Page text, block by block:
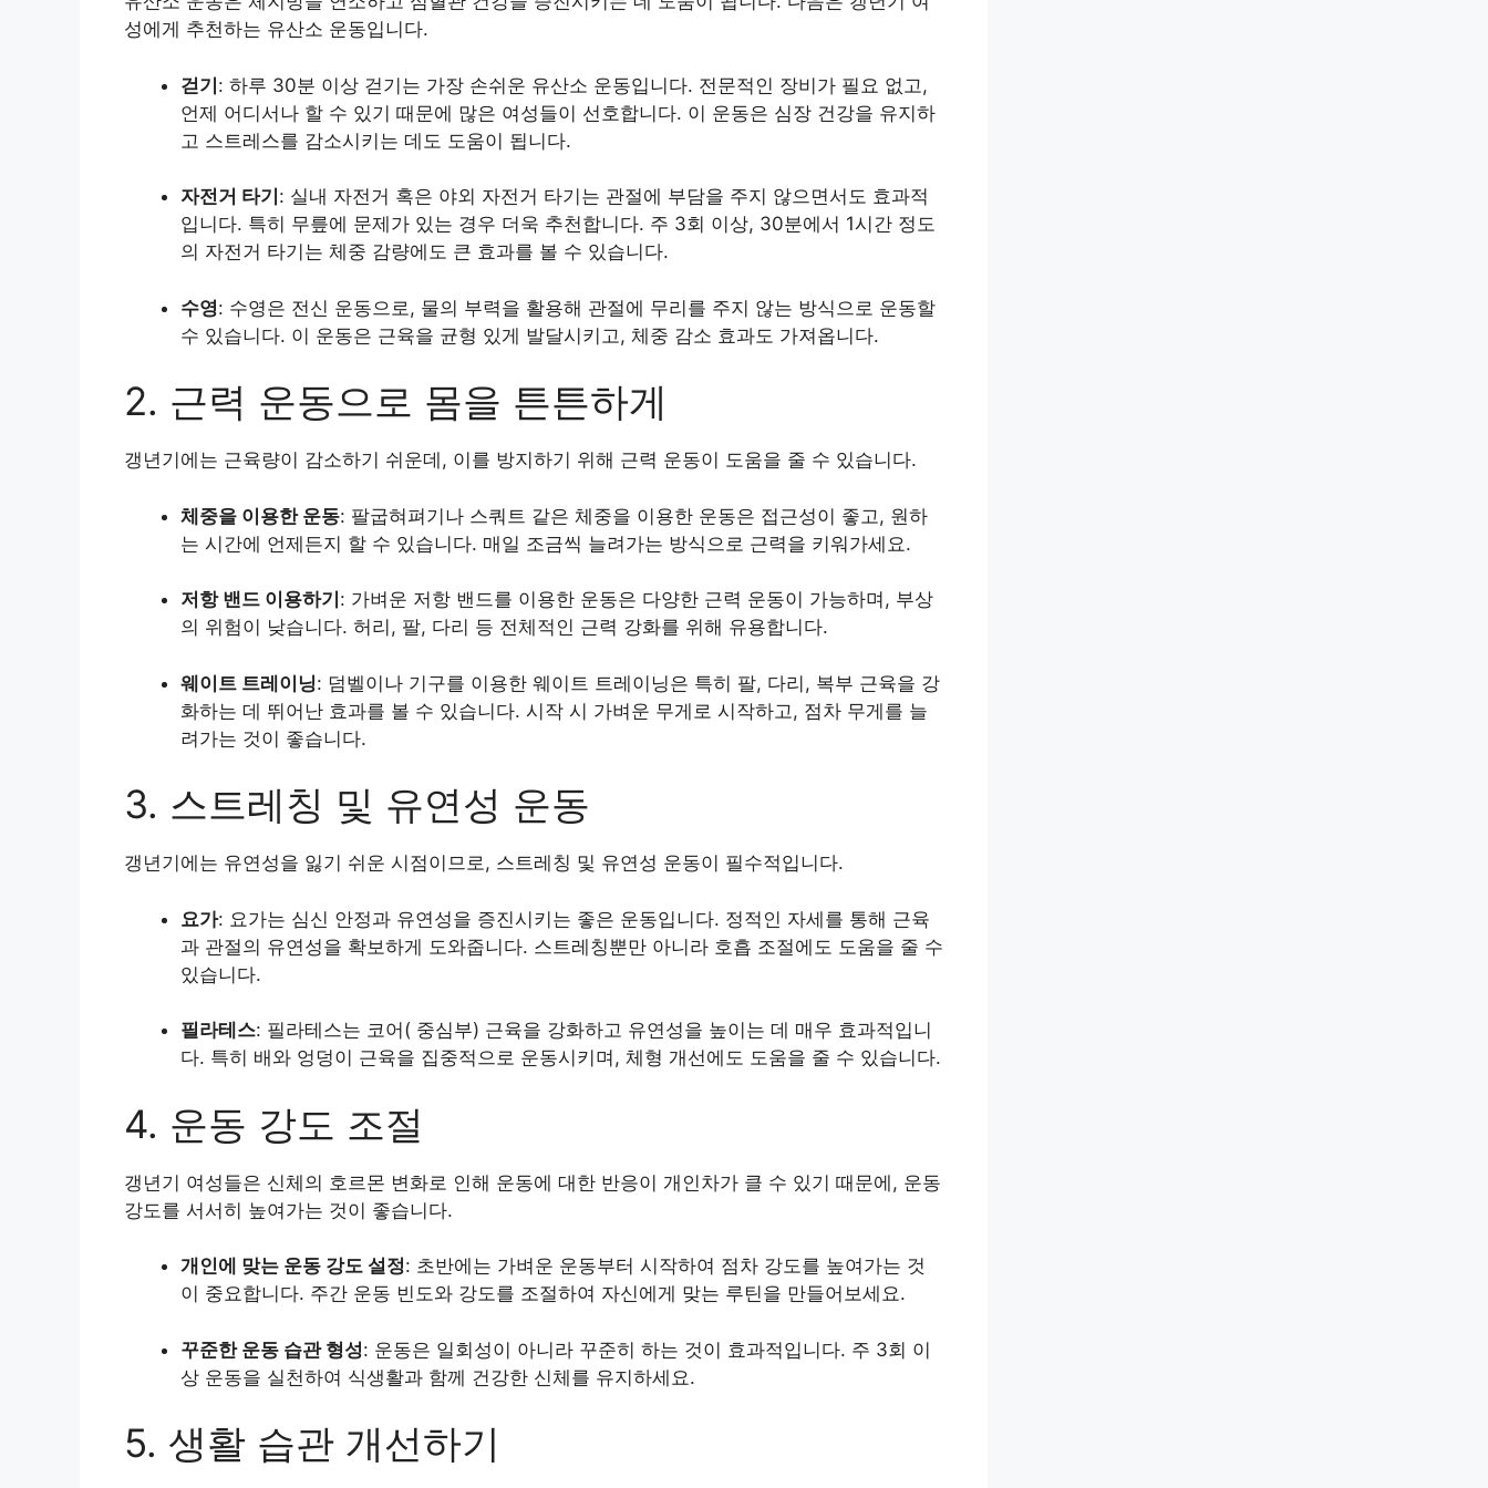
성에게 추천하는 유산소 운동입니다.
걷기: 하루 30분 이상 걷기는 가장 손쉬운 유산소 운동입니다. 전문적인 장비가 필요 없고,
언제 어디서나 할 수 있기 때문에 많은 여성들이 선호합니다. 이 운동은 심장 건강을 유지하
고 스트레스를 감소시키는 데도 도움이 됩니다.
자전거 타기 : 실내 자전거 혹은 야외 자전거 타기는 관절에 부담을 주지 않으면서도 효과적
입니다. 특히 무릎에 문제가 있는 경우 더욱 추천합니다. 주 3회 이상, 30분에서 1시간 정도
의 자전거 타기는 체중 감량에도 큰 효과를 볼 수 있습니다.
수영: 수영은 전신 운동으로, 물의 부력을 활용해 관절에 무리를 주지 않는 방식으로 운동할
수 있습니다. 이 운동은 근육을 균형 있게 발달시키고, 체중 감소 효과도 가져옵니다.
2. 근력 운동으로 몸을 튼튼하게
갱년기에는 근육량이 감소하기 쉬운데, 이를 방지하기 위해 근력 운동이 도움을 줄 수 있습니다.
체중을 이용한 운동: 팔굽혀펴기나 스쿼트 같은 체중을 이용한 운동은 접근성이 좋고, 원하
는 시간에 언제든지 할 수 있습니다. 매일 조금씩 늘려가는 방식으로 근력을 키워가세요.
저항 밴드 이용하기 : 가벼운 저항 밴드를 이용한 운동은 다양한 근력 운동이 가능하며, 부상
의 위험이 낮습니다. 허리, 팔, 다리 등 전체적인 근력 강화를 위해 유용합니다.
웨이트 트레이닝: 덤벨이나 기구를 이용한 웨이트 트레이닝은 특히 팔, 다리, 복부 근육을 강
화하는 데 뛰어난 효과를 볼 수 있습니다. 시작 시 가벼운 무게로 시작하고, 점차 무게를 늘
려가는 것이 좋습니다.
3. 스트레칭 및 유연성 운동
갱년기에는 유연성을 잃기 쉬운 시점이므로, 스트레칭 및 유연성 운동이 필수적입니다.
요가: 요가는 심신 안정과 유연성을 증진시키는 좋은 운동입니다. 정적인 자세를 통해 근육
과 관절의 유연성을 확보하게 도와줍니다. 스트레칭뿐만 아니라 호흡 조절에도 도움을 줄 수
있습니다.
필라테스: 필라테스는 코어( 중심부) 근육을 강화하고 유연성을 높이는 데 매우 효과적입니
다. 특히 배와 엉덩이 근육을 집중적으로 운동시키며, 체형 개선에도 도움을 줄 수 있습니다.
4. 운동 강도 조절
갱년기 여성들은 신체의 호르몬 변화로 인해 운동에 대한 반응이 개인차가 클 수 있기 때문에, 운동
강도를 서서히 높여가는 것이 좋습니다.
개인에 맞는 운동 강도 설정: 초반에는 가벼운 운동부터 시작하여 점차 강도를 높여가는 것
이 중요합니다. 주간 운동 빈도와 강도를 조절하여 자신에게 맞는 루틴을 만들어보세요.
꾸준한 운동 습관 형성: 운동은 일회성이 아니라 꾸준히 하는 것이 효과적입니다. 주 3회 이
상 운동을 실천하여 식생활과 함께 건강한 신체를 유지하세요.
5. 생활 습관 개선하기